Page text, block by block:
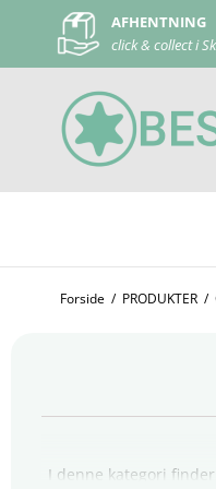
FRI
ved
Forside / PRODUKTER /
I denne kategori